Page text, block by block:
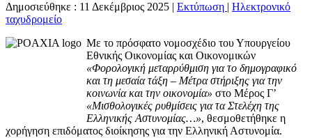
Δημοσιεύθηκε : 11 Δεκέμβριος 2025 | Εκτύπωση | Ηλεκτρονικό
ταχυδρομείο
Με το πρόσφατο νομοσχέδιο του Υπουργείου
Εθνικής Οικονομίας και Οικονομικών
«Φορολογική μεταρρύθμιση για το δημογραφικό
και τη μεσαία τάξη – Μέτρα στήριξης για την
κοινωνία και την οικονομία» στο Μέρος Γ’
«Μισθολογικές ρυθμίσεις για τα Στελέχη της
Ελληνικής Αστυνομίας…», θεσμοθετήθηκε η
χορήγηση επιδόματος διοίκησης για την Ελληνική Αστυνομία.